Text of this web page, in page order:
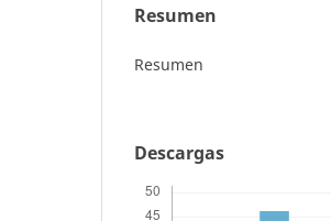
Resumen
Resumen
Descargas